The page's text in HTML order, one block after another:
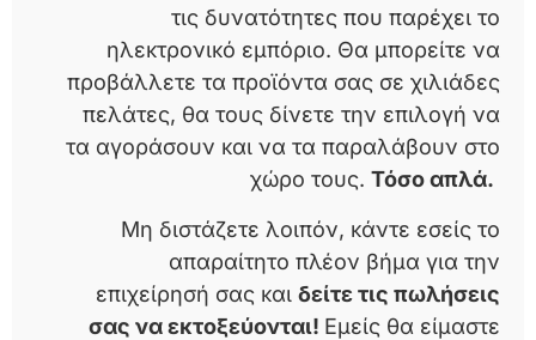
τις δυνατότητες που παρέχει το
ηλεκτρονικό εμπόριο. Θα μπορείτε να
προβάλλετε τα προϊόντα σας σε χιλιάδες
πελάτες, θα τους δίνετε την επιλογή να
τα αγοράσουν και να τα παραλάβουν στο
χώρο τους. Τόσο απλά.
Μη διστάζετε λοιπόν, κάντε εσείς το
απαραίτητο πλέον βήμα για την
επιχείρησή σας και δείτε τις πωλήσεις
σας να εκτοξεύονται! Εμείς θα είμαστε